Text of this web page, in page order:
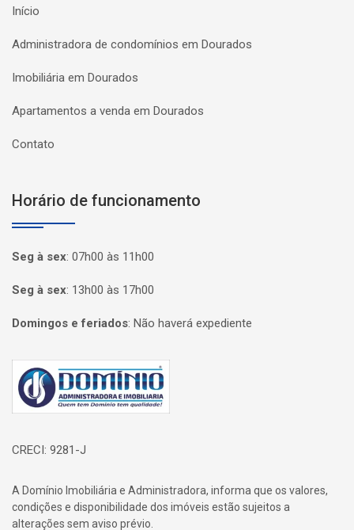
Início
Administradora de condomínios em Dourados
Imobiliária em Dourados
Apartamentos a venda em Dourados
Contato
Horário de funcionamento
Seg à sex: 07h00 às 11h00
Seg à sex: 13h00 às 17h00
Domingos e feriados: Não haverá expediente
Página inicial
CRECI: 9281-J
A Domínio Imobiliária e Administradora, informa que os valores,
condições e disponibilidade dos imóveis estão sujeitos a
alterações sem aviso prévio.